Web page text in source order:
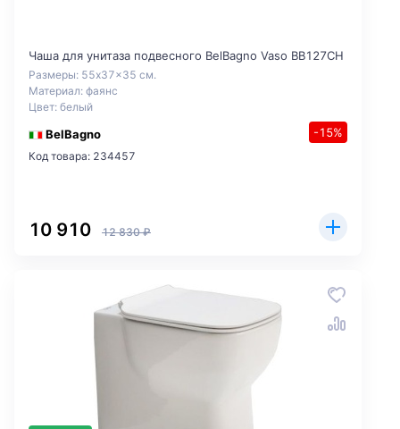
Чаша для унитаза подвесного BelBagno Vaso BB127CH
Размеры: 55x37x35 см.
Материал: фаянс
Цвет: белый
BelBagno -15%
Код товара: 234457
10 910 12 830 ₽